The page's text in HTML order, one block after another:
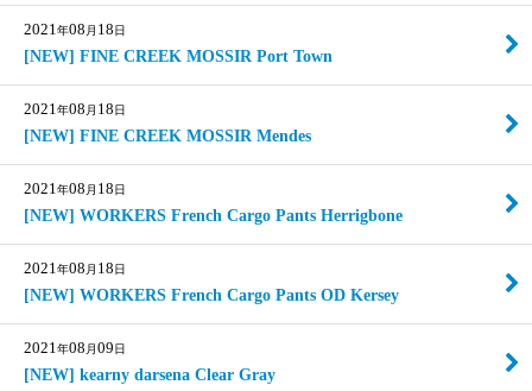
2021年08 月 18日
[NEW] FINE CREEK MOSSIR Port Town
2021年08 月 18日
[NEW] FINE CREEK MOSSIR Mendes
2021年08 月 18日
[NEW] WORKERS French Cargo Pants Herrigbone
2021年08 月 18日
[NEW] WORKERS French Cargo Pants OD Kersey
2021年08 月09日
[NEW] kearny darsena Clear Gray